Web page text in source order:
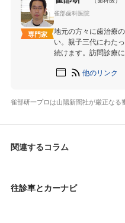
専門家
雀部歯科医院
地元の方々に歯治療
い。親子三代にわた
続けます。訪問診療
他のリンク
雀部研一プロは山陽新聞社が厳正なる
関連するコラム
往診車とカーナビ